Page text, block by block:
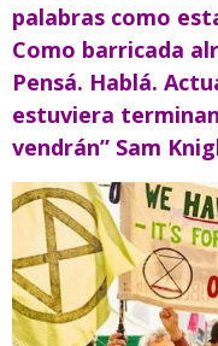
palabras como
Como barricada
Pensá. Hablá.
estuviera
vendrán” Sam